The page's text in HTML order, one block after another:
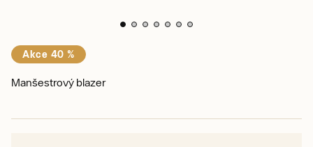
Akce 40 %
Manšestrový blazer